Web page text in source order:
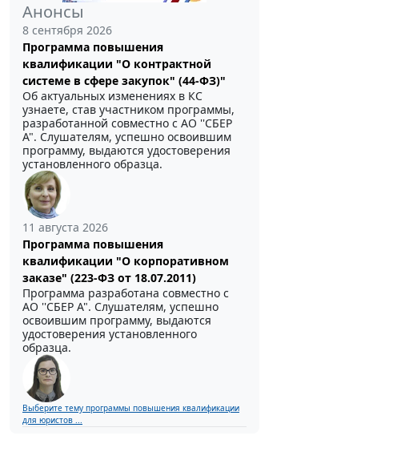
Анонсы
8 сентября 2026
Программа повышения
квалификации "О контрактной
системе в сфере закупок" (44-ФЗ)"
Об актуальных изменениях в КС
узнаете, став участником программы,
разработанной совместно с АО ''СБЕР
А". Слушателям, успешно освоившим
программу, выдаются удостоверения
установленного образца.
11 августа 2026
Программа повышения
квалификации "О корпоративном
заказе" (223-ФЗ от 18.07.2011)
Программа разработана совместно с
АО ''СБЕР А". Слушателям, успешно
освоившим программу, выдаются
удостоверения установленного
образца.
Выберите тему программы повышения квалификации
для юристов ...